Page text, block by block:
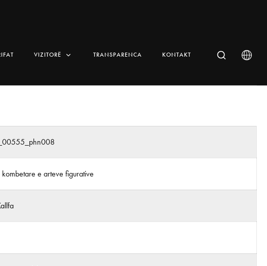
VIZITORË TRANSPARENCA KONTAKT
kombetare e arteve figurative